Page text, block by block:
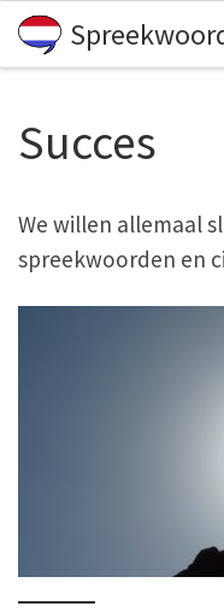
Skip to content
Succes
We willen allemaal
spreekwoorden en